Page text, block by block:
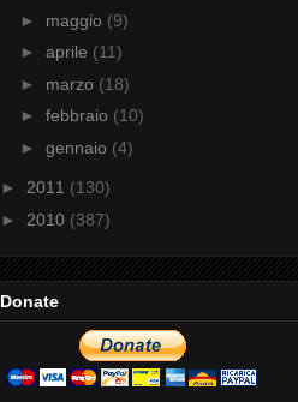
► maggio (9)
►aprile (11)
► marzo (18)
►febbraio (10)
►gennaio (4)
► 2011 (130)
► 2010 (387)
Donate